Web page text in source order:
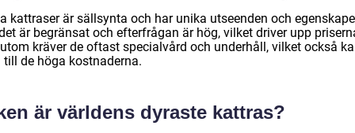
kattraser är sällsynta och har unika utseenden och
är begränsat och efterfrågan är hög, vilket driver upp
kräver de oftast specialvård och underhåll, vilket också
till de höga kostnaderna.
är världens dyraste kattras?